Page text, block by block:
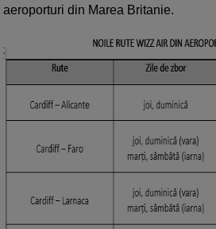
aeroporturi din Marea Britanie.